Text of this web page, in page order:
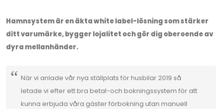
Hamnsystem är en äkta white label-lösning som stärker
ditt varumärke, bygger lojalitet och gör dig oberoende av
dyra mellanhänder.
När vi anlade vår nya ställplats för husbilar 2019 så
letade vi efter ett bra betal-och bokningssystem för att
kunna erbjuda våra gäster förbokning utan manuell